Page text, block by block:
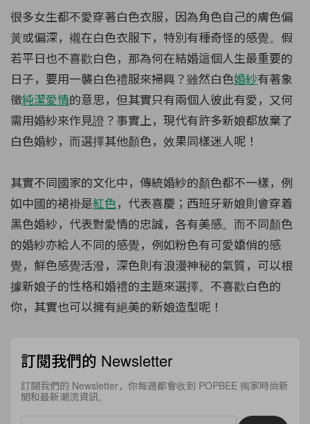
很多女生都不愛穿著白色衣服，因為角色自己的膚色偏
黃或偏深，襯在白色衣服下，特別有種奇怪的感覺。假
若平日也不喜歡白色，那為何在結婚這個人生最重要的
日子，要用一襲白色禮服來掃興？雖然白色婚紗有著象
徵純潔愛情的意思，但其實只有兩個人彼此有愛，又何
需用婚紗來作見證？事實上，現代有許多新娘都放棄了
白色婚紗，而選擇其他顏色，效果同樣迷人呢！
其實不同國家的文化中，傳統婚紗的顏色都不一樣，例
如中國的裙褂是紅色，代表喜慶；西班牙新娘則會穿着
黑色婚紗，代表對愛情的忠誠，各有美感。而不同顏色
的婚紗亦給人不同的感覺，例如粉色有可愛嬌俏的感
覺，鮮色感覺活潑，深色則有浪漫神秘的氣質，可以根
據新娘子的性格和婚禮的主題來選擇。不喜歡白色的
你，其實也可以擁有絕美的新娘造型呢！
訂閱我們的 Newsletter
訂閱我們的 Newsletter，你每週都會收到 POPBEE 獨家時尚新
聞和最新潮流資訊。